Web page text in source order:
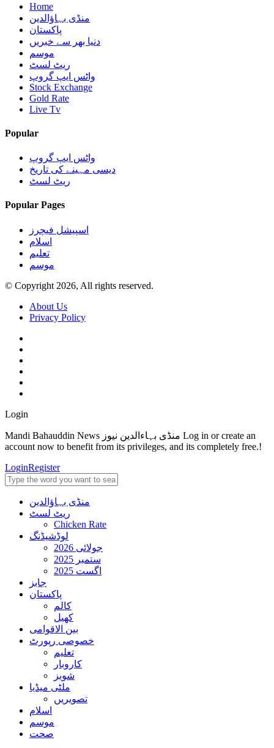
Home
منڈی بہاؤالدین
پاکستان
دنیا بھر سے خبریں
موسم
ریٹ لسٹ
واٹس ایپ گروپ
Stock Exchange
Gold Rate
Live Tv
Popular
واٹس ایپ گروپ
دیسی مہینے کی تاریخ
ریٹ لسٹ
Popular Pages
اسپیشل فیچرز
اسلام
تعلیم
موسم
© Copyright 2026, All rights reserved.
About Us
Privacy Policy
Login
Mandi Bahauddin News منڈی بہاءالدین نیوز Log in or create an
account now to benefit from its privileges, and its completely free.!
LoginRegister
منڈی بہاؤالدین
ریٹ لسٹ
Chicken Rate
لوڈشیڈنگ
جولائی 2026
ستمبر 2025
اگست 2025
جابز
پاکستان
کالم
کھیل
بین الاقوامی
خصوصی رپورٹ
تعلیم
کاروبار
شوبز
ملٹی میڈیا
تصویریں
اسلام
موسم
صحت